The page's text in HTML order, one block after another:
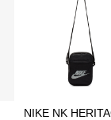
21家銀行
NIKE NK